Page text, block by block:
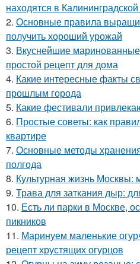
находятся в
2. Основные правила
получить хороший урожай
3. Вкуснейшие
простой рецепт для дома
4. Какие интересные факты
прошлым города
5. Какие фестивали
6. Простые советы: как
квартире
7. Основные методы
полгода
8. Культурная жизнь Москвы:
9. Трава для заткания дыр:
10. Есть ли парки в Москве,
пикников
11. Маринуем маленькие
рецепт хрустящих огурцов